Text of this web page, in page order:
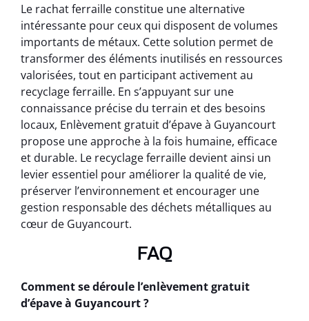
Le rachat ferraille constitue une alternative
intéressante pour ceux qui disposent de volumes
importants de métaux. Cette solution permet de
transformer des éléments inutilisés en ressources
valorisées, tout en participant activement au
recyclage ferraille. En s’appuyant sur une
connaissance précise du terrain et des besoins
locaux, Enlèvement gratuit d’épave à Guyancourt
propose une approche à la fois humaine, efficace
et durable. Le recyclage ferraille devient ainsi un
levier essentiel pour améliorer la qualité de vie,
préserver l’environnement et encourager une
gestion responsable des déchets métalliques au
cœur de Guyancourt.
FAQ
Comment se déroule l’enlèvement gratuit
d’épave à Guyancourt ?